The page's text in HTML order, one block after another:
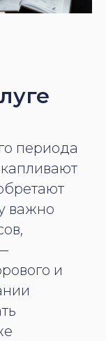
периода
важно
и